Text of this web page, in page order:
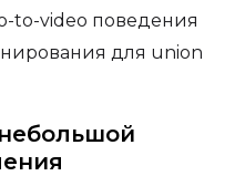
LoRA Scale
to-video поведения
для union